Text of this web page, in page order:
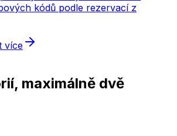
kódů podle rezervací z
více
maximálně dvě